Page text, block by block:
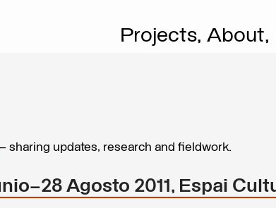
Projects, About,
– sharing updates, research and fieldwork.
Agosto 2011, Espai